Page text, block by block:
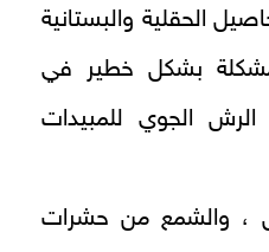
الحقلية والبستانية
بشكل خطير في
الجوي للمبيدات
، والشمع من حشرات